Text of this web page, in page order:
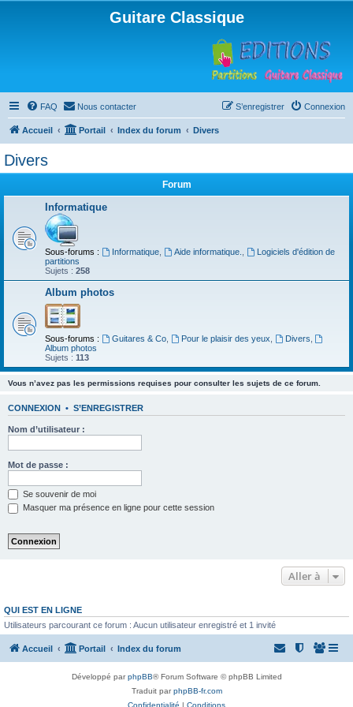
Guitare Classique
FAQ Nous contacter Connexion
S’enregistrer
Accueil Portail Index du forum Divers
Divers
Forum
Informatique
Sous-forums : Informatique, Aide informatique.
Logiciels d'édition de
partitions
Sujets : 258
Album photos
Sous-forums : Guitares & Co, Pour le plaisir des yeux Divers
Album photos
Sujets : 113
Vous n’avez pas les permissions requises pour consulter les sujets de ce forum.
CONNEXION • S’ENREGISTRER
Nom d’utilisateur :
Mot de passe :
Se souvenir de moi
Masquer ma présence en ligne pour cette session
Aller à
QUI EST EN LIGNE
Utilisateurs parcourant ce forum : Aucun utilisateur enregistré et 1 invité
Accueil Portail Index du forum
Développé parphpBB® Forum Software © phpBB Limited
Traduit parphpBB-fr.com
Confidentialité | Conditions